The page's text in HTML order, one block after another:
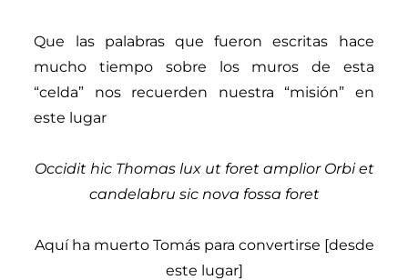
Que las palabras que fueron escritas hace
mucho tiempo sobre los muros de esta
“celda” nos recuerden nuestra “misión” en
este lugar
Occidit hic Thomas lux ut foret amplior Orbi et
candelabru sic nova fossa foret
Aquí ha muerto Tomás para convertirse [desde
este lugar]